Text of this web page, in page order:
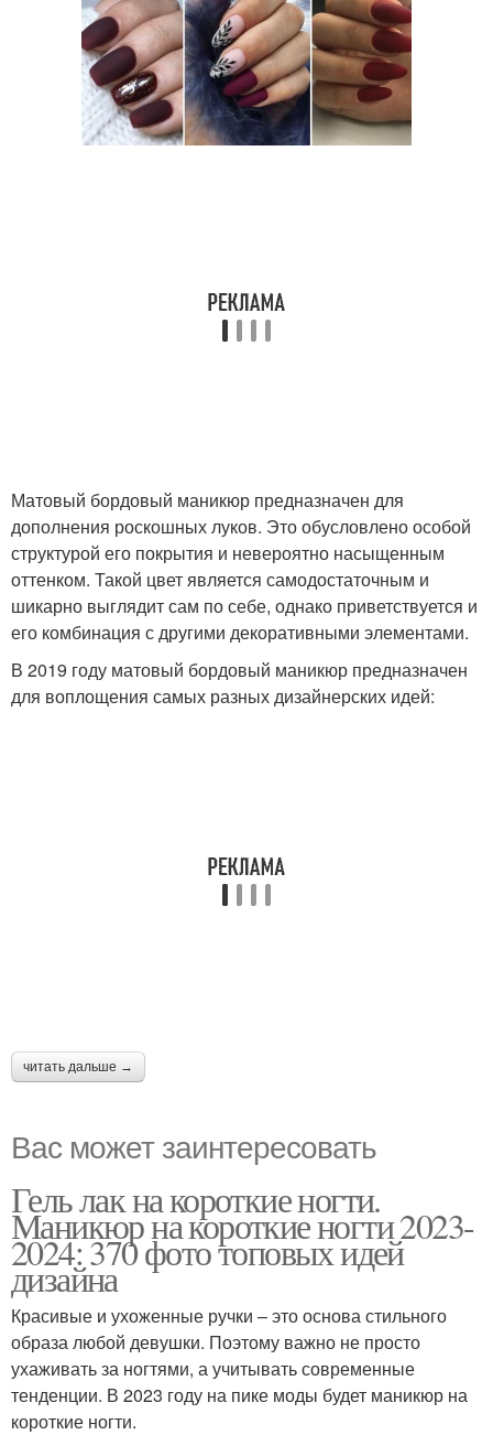
Матовый бордовый маникюр предназначен для
дополнения роскошных луков. Это обусловлено особой
структурой его покрытия и невероятно насыщенным
оттенком. Такой цвет является самодостаточным и
шикарно выглядит сам по себе, однако приветствуется и
его комбинация с другими декоративными элементами.
В 2019 году матовый бордовый маникюр предназначен
для воплощения самых разных дизайнерских идей:
читать дальше →
Вас может заинтересовать
Гель лак на короткие ногти.
Маникюр на короткие ногти 2023-
2024: 370 фото топовых идей
дизайна
Красивые и ухоженные ручки – это основа стильного
образа любой девушки. Поэтому важно не просто
ухаживать за ногтями, а учитывать современные
тенденции. В 2023 году на пике моды будет маникюр на
короткие ногти.